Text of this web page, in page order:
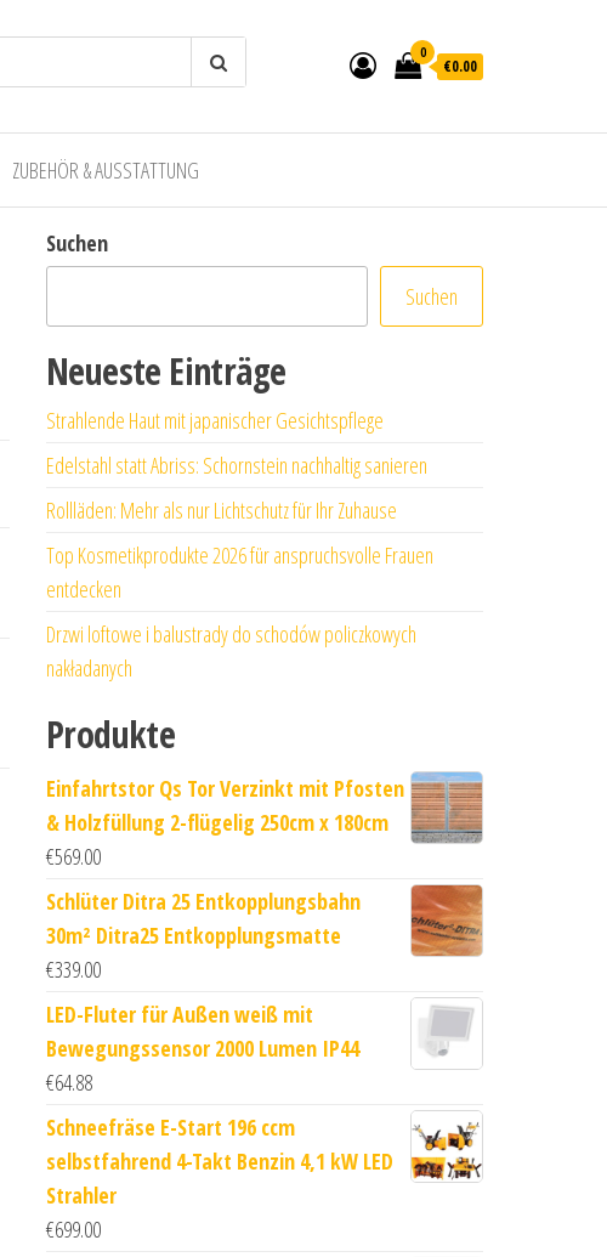
0
€0.00
ZUBEHÖR & AUSSTATTUNG
Suchen
Suchen
Neueste Einträge
Strahlende Haut mit japanischer Gesichtspflege
Edelstahl statt Abriss: Schornstein nachhaltig sanieren
Rollläden: Mehr als nur Lichtschutz für Ihr Zuhause
Top Kosmetikprodukte 2026 für anspruchsvolle Frauen
entdecken
Drzwi loftowe i balustrady do schodów policzkowych
nakładanych
Produkte
Einfahrtstor Qs Tor Verzinkt mit Pfosten
& Holzfüllung 2-flügelig 250cm x 180cm
€569.00
Schlüter Ditra 25 Entkopplungsbahn
30m² Ditra25 Entkopplungsmatte
€339.00
LED-Fluter für Außen weiß mit
Bewegungssensor 2000 Lumen IP44
€64.88
Schneefräse E-Start 196 ccm
selbstfahrend 4-Takt Benzin 4,1 kW LED
Strahler
€699.00